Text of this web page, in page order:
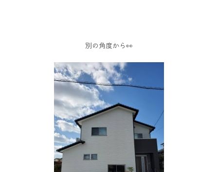
別の角度から👀